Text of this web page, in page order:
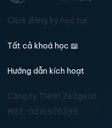
Click đăng ký học tại:
Tất cả khoá học 📖
Hướng dẫn kích hoạt
Công ty TNHH Zeitgeist
MST: 0315976395